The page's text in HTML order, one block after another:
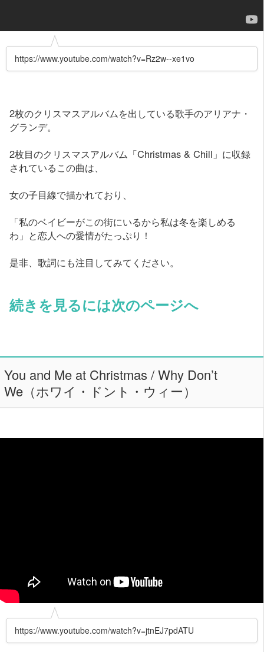
https://www.youtube.com/watch?v=Rz2w--xe1vo
2枚のクリスマスアルバムを出している歌手のアリアナ・
グランデ。
2枚目のクリスマスアルバム「Christmas & Chill」に収録
されているこの曲は、
女の子目線で描かれており、
「私のベイビーがこの街にいるから私は冬を楽しめる
わ」と恋人への愛情がたっぷり！
是非、歌詞にも注目してみてください。
続きを見るには次のページへ
You and Me at Christmas / Why Don’t
We（ホワイ・ドント・ウィー）
https://www.youtube.com/watch?v=jtnEJ7pdATU